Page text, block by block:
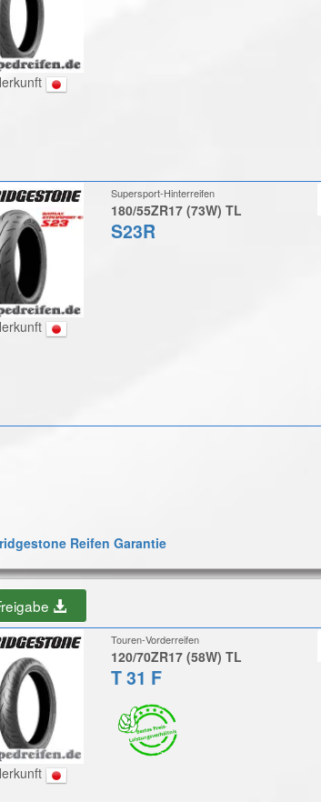
Supersport-Hinterreifen
180/55ZR17 (73W) TL
S23R
Reifen Garantie
Touren-Vorderreifen
120/70ZR17 (58W) TL
T 31 F